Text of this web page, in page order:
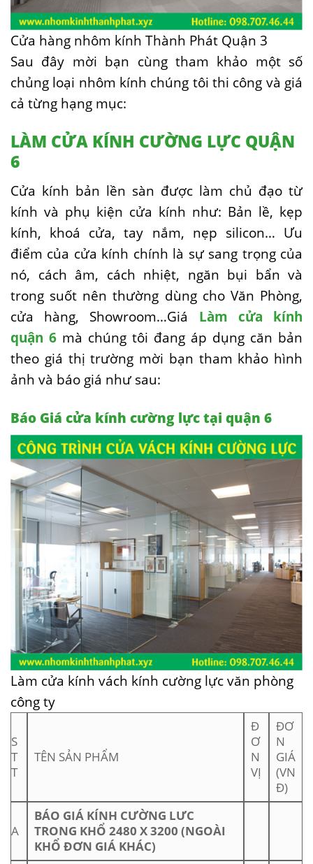
Cửa hàng nhôm kính Thành Phát Quận 3
Sau đây mời bạn cùng tham khảo một số
chủng loại nhôm kính chúng tôi thi công và giá
cả từng hạng mục:
LÀM CỬA KÍNH CƯỜNG LỰC QUẬN
6
Cửa kính bản lền sàn được làm chủ đạo từ
kính và phụ kiện cửa kính như: Bản lề, kẹp
kính, khoá cửa, tay nắm, nẹp silicon… Ưu
điểm của cửa kính chính là sự sang trọng của
nó, cách âm, cách nhiệt, ngăn bụi bẩn và
trong suốt nên thường dùng cho Văn Phòng,
cửa hàng, Showroom…Giá Làm cửa kính
quận 6 mà chúng tôi đang áp dụng căn bản
theo giá thị trường mời bạn tham khảo hình
ảnh và báo giá như sau:
Báo Giá cửa kính cường lực tại quận 6
Làm cửa kính vách kính cường lực văn phòng
công ty
S
T
T
TÊN SẢN PHẨM
Đ
Ơ
N
VỊ
ĐƠ
N
GIÁ
(VN
Đ)
A
BÁO GIÁ KÍNH CƯỜNG LƯC
TRONG KHỔ 2480 X 3200 (NGOÀI
KHỔ ĐƠN GIÁ KHÁC)